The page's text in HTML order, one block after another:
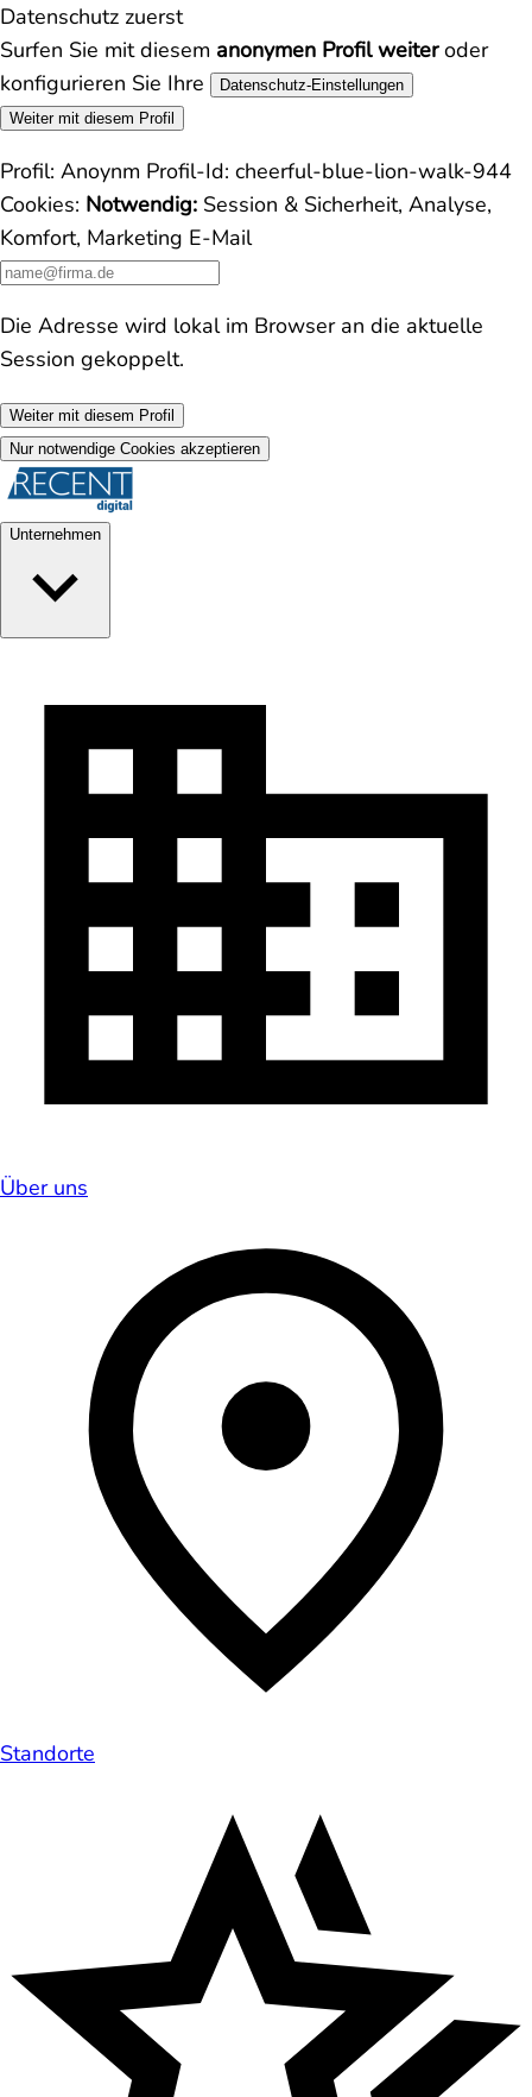
Datenschutz zuerst
Surfen Sie mit diesem anonymen Profil weiteroder
konfigurieren Sie Ihre
Datenschutz-Einstellungen
Weiter mit diesem Profil
Profil: Anoynm Profil-Id: cheerful-blue-lion-walk-944
Cookies: Notwendig: Session & Sicherheit, Analyse,
Komfort, Marketing E-Mail
Die Adresse wird lokal im Browser an die aktuelle
Session gekoppelt.
Weiter mit diesem Profil
Nur notwendige Cookies akzeptieren
Unternehmen
Über uns
Standorte